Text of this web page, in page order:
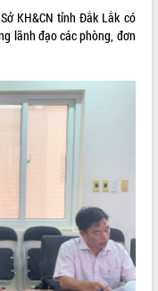
KH&CN tỉnh Đắk Lắk có
lãnh đạo các phòng, đơn